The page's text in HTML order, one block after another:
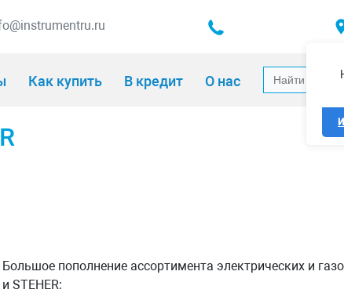
Как купить В кредит О нас
Большое пополнение ассортимента электрических и
и STEHER: